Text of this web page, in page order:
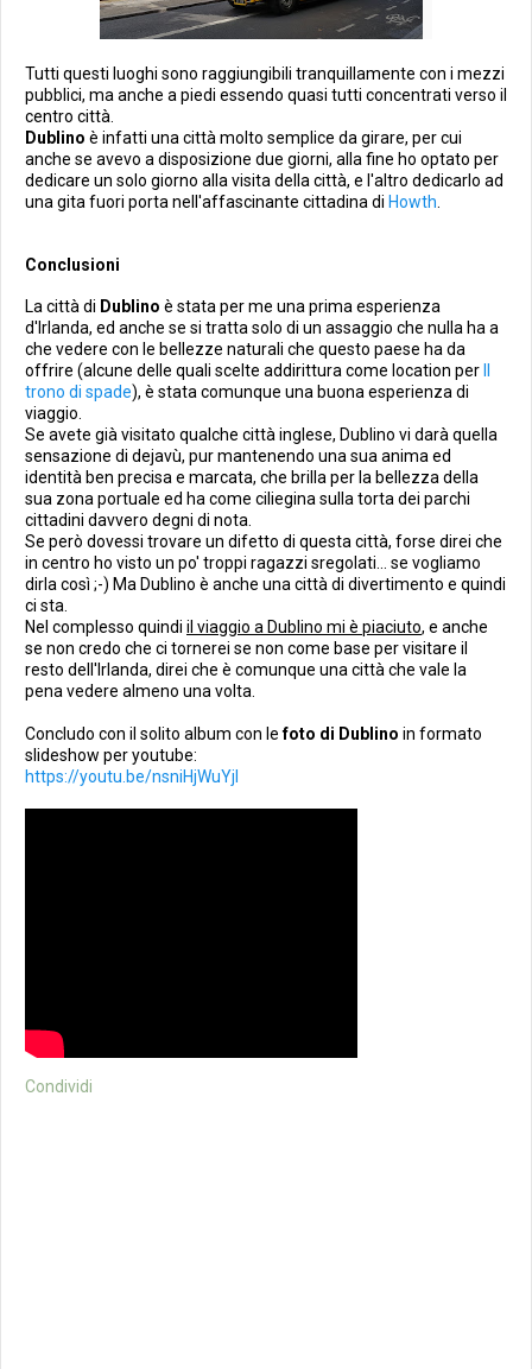
Tutti questi luoghi sono raggiungibili tranquillamente con i mezzi
pubblici, ma anche a piedi essendo quasi tutti concentrati verso il
centro città.
Dublino è infatti una città molto semplice da girare, per cui
anche se avevo a disposizione due giorni, alla fine ho optato per
dedicare un solo giorno alla visita della città, e l'altro dedicarlo ad
una gita fuori porta nell'affascinante cittadina di Howth
Conclusioni
La città di Dublino è stata per me una prima esperienza
d'Irlanda, ed anche se si tratta solo di un assaggio che nulla ha a
che vedere con le bellezze naturali che questo paese ha da
offrire (alcune delle quali scelte addirittura come location per
trono di spade), è stata comunque una buona esperienza di
viaggio.
Se avete già visitato qualche città inglese, Dublino vi darà quella
sensazione di dejavù, pur mantenendo una sua anima ed
identità ben precisa e marcata, che brilla per la bellezza della
sua zona portuale ed ha come ciliegina sulla torta dei parchi
cittadini davvero degni di nota.
Se però dovessi trovare un difetto di questa città, forse direi che
in centro ho visto un po' troppi ragazzi sregolati... se vogliamo
dirla così ;-) Ma Dublino è anche una città di divertimento e quindi
ci sta.
Nel complesso quindi il viaggio a Dublino mi è piaciuto, e anche
se non credo che ci tornerei se non come base per visitare il
resto dell'Irlanda, direi che è comunque una città che vale la
pena vedere almeno una volta.
Concludo con il solito album con lefoto di Dublino in formato
slideshow per youtube:
https://youtu.be/nsniHjWuYjI
Condividi